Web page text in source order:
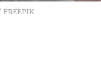
FREEPIK